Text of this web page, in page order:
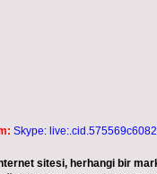
Skype:
sitesi, herhangi bir